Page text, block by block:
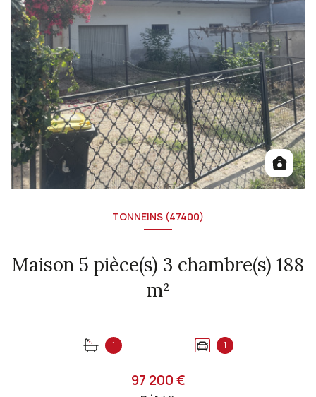
TONNEINS (47400)
Maison 5 pièce(s) 3 chambre(s) 188
m²
1 1
97 200 €